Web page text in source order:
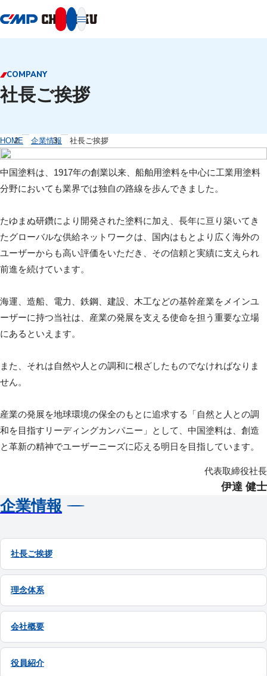
COMPANY
社長ご挨拶
HOME 企業情報 社長ご挨拶
中国塗料は、1917年の創業以来、船舶用塗料を中心に工業用塗料
分野においても業界では独自の路線を歩んできました。
たゆまぬ研鑽により開発された塗料に加え、長年に亘り築いてき
たグローバルな供給ネットワークは、国内はもとより広く海外の
ユーザーからも高い評価をいただき、その信頼と実績に支えられ
前進を続けています。
海運、造船、電力、鉄鋼、建設、木工などの基幹産業をメインユ
ーザーに持つ当社は、産業の発展を支える使命を担う重要な立場
にあるといえます。
また、それは自然や人との調和に根ざしたものでなければなりま
せん。
産業の発展を地球環境の保全のもとに追求する「自然と人との調
和を目指すリーディングカンパニー」として、中国塗料は、創造
と革新の精神でユーザーニーズに応える明日を目指しています。
代表取締役社長
伊達 健士
企業情報
社長ご挨拶
理念体系
会社概要
役員紹介